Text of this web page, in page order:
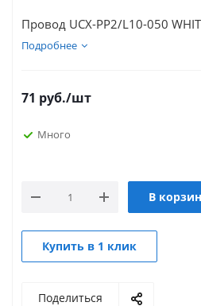
Провод UCX-PP2/L10-050
Подробнее
71 руб./шт
Много
В
Купить в 1 клик
Поделиться